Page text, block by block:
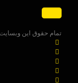
تمام حقوق این